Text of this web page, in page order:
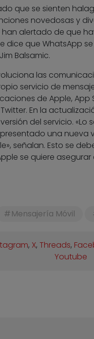
que se sienten
novedosas y
alertado de que
dice que WhatsApp
Balsamic.
las
servicio de
de Apple, App
En la
del servicio.
una
señalan. Esto se
se quiere
Mensajería Móvil
, X,Threads,
Youtube